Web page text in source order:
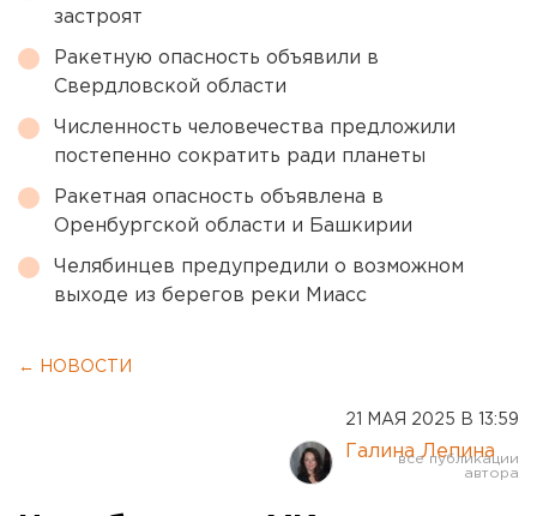
застроят
Ракетную опасность объявили в
Свердловской области
Численность человечества предложили
постепенно сократить ради планеты
Ракетная опасность объявлена в
Оренбургской области и Башкирии
Челябинцев предупредили о возможном
выходе из берегов реки Миасс
← НОВОСТИ
21 МАЯ 2025 В 13:59
Галина Лепина